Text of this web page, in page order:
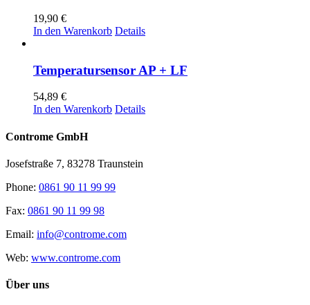
19,90 €
In den Warenkorb Details
Temperatursensor AP + LF
54,89 €
In den Warenkorb Details
Controme GmbH
Josefstraße 7, 83278 Traunstein
Phone: 0861 90 11 99 99
Fax: 0861 90 11 99 98
Email: info@controme.com
Web: www.controme.com
Über uns